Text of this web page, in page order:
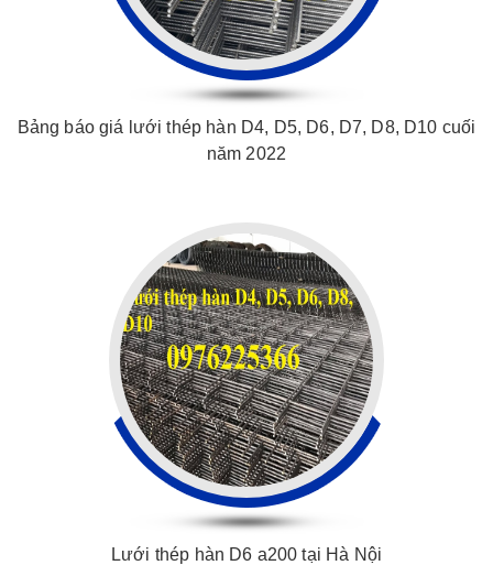
Bảng báo giá lưới thép hàn D4, D5, D6, D7, D8, D10 cuối
năm 2022
Lưới thép hàn D6 a200 tại Hà Nội